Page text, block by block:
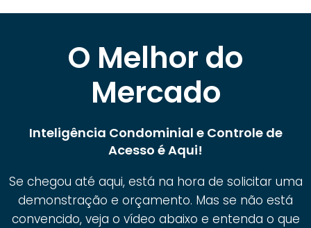
O Melhor do
Mercado
Inteligência Condominial e Controle de
Acesso é Aqui!
Se chegou até aqui, está na hora de solicitar uma
demonstração e orçamento. Mas se não está
convencido, veja o vídeo abaixo e entenda o que